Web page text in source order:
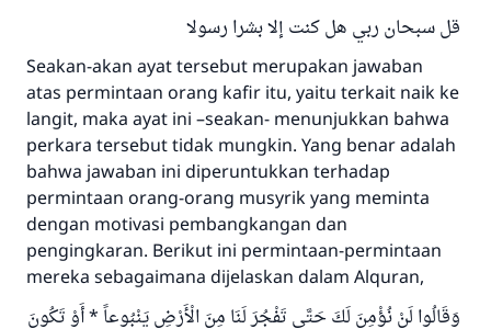
قل سبحان ربي هل كنت إلا بشرا رسولا
Seakan-akan ayat tersebut merupakan jawaban
atas permintaan orang kafir itu, yaitu terkait naik ke
langit, maka ayat ini –seakan- menunjukkan bahwa
perkara tersebut tidak mungkin. Yang benar adalah
bahwa jawaban ini diperuntukkan terhadap
permintaan orang-orang musyrik yang meminta
dengan motivasi pembangkangan dan
pengingkaran. Berikut ini permintaan-permintaan
mereka sebagaimana dijelaskan dalam Alquran,
وَقَالُوا لَنْ نُؤْمِنَ لَكَ حَتَّى تَفْجُرَ لَنَا مِنَ الْأَرْضِ يَنْبُوعاً * أَوْ تَكُونَ